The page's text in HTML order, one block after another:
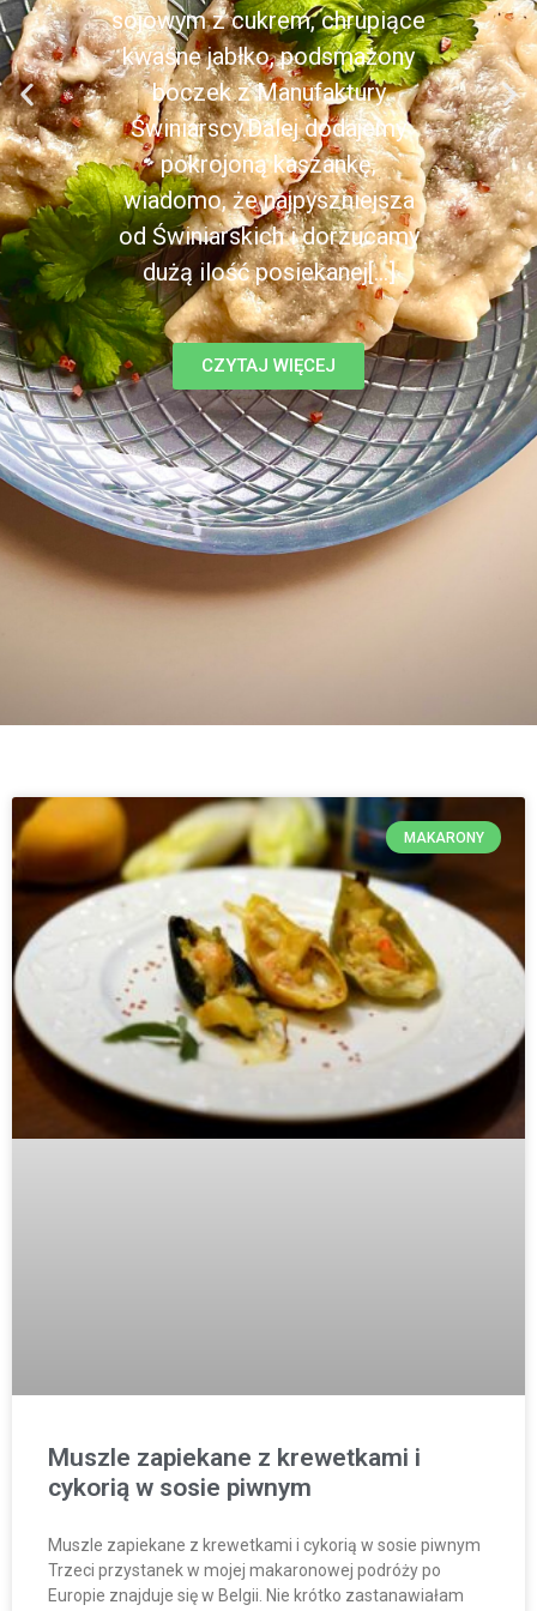
sojowym z cukrem, chrupiące
kwaśne jabłko, podsmażony
boczek z Manufaktury
Świniarscy.Dalej dodajemy
pokrojoną kaszankę,
wiadomo, że najpyszniejsza
od Świniarskich i dorzucamy
dużą ilość posiekanej[...]
CZYTAJ WIĘCEJ
MAKARONY
Muszle zapiekane z krewetkami i
cykorią w sosie piwnym
Muszle zapiekane z krewetkami i cykorią w sosie piwnym
Trzeci przystanek w mojej makaronowej podróży po
Europie znajduje się w Belgii. Nie krótko zastanawiałam